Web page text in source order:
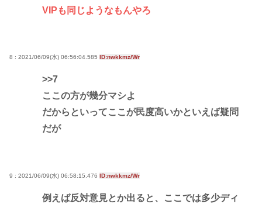
VIPも同じようなもんやろ
8 : 2021/06/09(水) 06:56:04.585 ID:nwkkmz/Wr
>>7
ここの方が幾分マシよ
だからといってここが民度高いかといえば疑問
だが
9 : 2021/06/09(水) 06:58:15.476 ID:nwkkmz/Wr
例えば反対意見とか出ると、ここでは多少ディ